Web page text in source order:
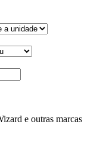
e outras marcas